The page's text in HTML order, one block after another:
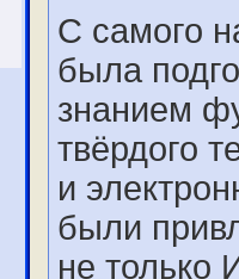
С самого
была
знанием
твёрдого
и
были
не только